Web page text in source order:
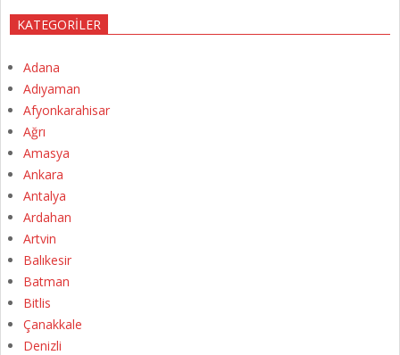
KATEGORILER
Adana
Adıyaman
Afyonkarahisar
Ağrı
Amasya
Ankara
Antalya
Ardahan
Artvin
Balıkesir
Batman
Bitlis
Çanakkale
Denizli